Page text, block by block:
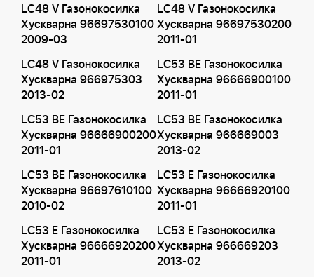
LC48 V Газонокосилка
Хускварна 96697530100
2009-03
LC48 V Газонокосилка
Хускварна 96697530200
2011-01
LC48 V Газонокосилка
Хускварна 966975303
2013-02
LC53 BE Газонокосилка
Хускварна 96666900100
2011-01
LC53 BE Газонокосилка
Хускварна 96666900200
2011-01
LC53 BE Газонокосилка
Хускварна 966669003
2013-02
LC53 BE Газонокосилка
Хускварна 96697610100
2010-02
LC53 E Газонокосилка
Хускварна 96666920100
2011-01
LC53 E Газонокосилка
Хускварна 96666920200
2011-01
LC53 E Газонокосилка
Хускварна 966669203
2013-02